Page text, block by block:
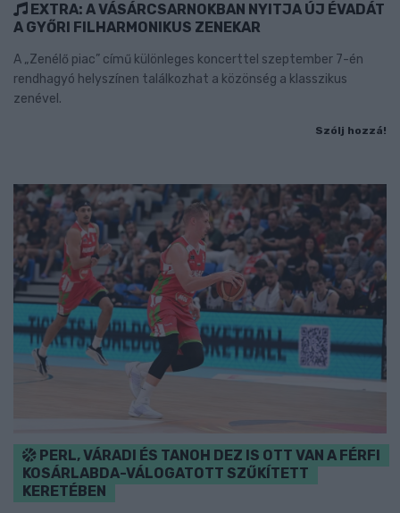
EXTRA: A VÁSÁRCSARNOKBAN NYITJA ÚJ ÉVADÁT
A GYŐRI FILHARMONIKUS ZENEKAR
A „Zenélő piac” című különleges koncerttel szeptember 7-én
rendhagyó helyszínen találkozhat a közönség a klasszikus
zenével.
Szólj hozzá!
PERL, VÁRADI ÉS TANOH DEZ IS OTT VAN A FÉRFI
KOSÁRLABDA-VÁLOGATOTT SZŰKÍTETT
KERETÉBEN